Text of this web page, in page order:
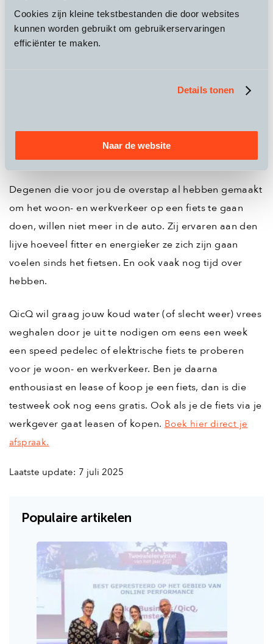
Cookies zijn kleine tekstbestanden die door websites
kunnen worden gebruikt om gebruikerservaringen
efficiënter te maken.
Details tonen
Naar de website
met de e-bike
Dit is wellicht wel de belangrijkste reden om
of speed pedelec te kiezen. Elke rit meer op de fiets
een grote glimlach op je gezicht.
Degenen die voor jou de overstap al hebben gemaakt
om het woon- en werkverkeer op een fiets te gaan
doen, willen niet meer in de auto. Zij ervaren aan den
lijve hoeveel fitter en energieker ze zich zijn gaan
voelen sinds het fietsen. En ook vaak nog tijd over
hebben.
QicQ wil graag jouw koud water (of slecht weer) vrees
weghalen door je uit te nodigen om eens een week
een speed pedelec of elektrische fiets te proberen
voor je woon- en werkverkeer. Ben je daarna
enthousiast en lease of koop je een fiets, dan is die
testweek ook nog eens gratis. Ook als je de fiets via je
werkgever gaat leasen of kopen. Boek hier direct je
afspraak.
Laatste update: 7 juli 2025
Populaire artikelen